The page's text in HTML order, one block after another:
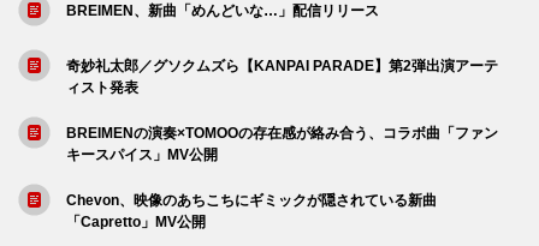
BREIMEN、新曲「めんどいな…」配信リリース
奇妙礼太郎／グソクムズら【KANPAI PARADE】第2弾出演アーテ
ィスト発表
BREIMENの演奏×TOMOOの存在感が絡み合う、コラボ曲「ファン
キースパイス」MV公開
Chevon、映像のあちこちにギミックが隠されている新曲
「Capretto」MV公開